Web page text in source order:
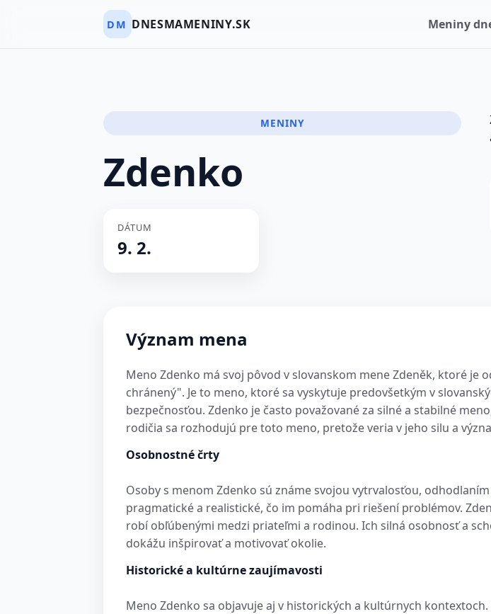
DM DNESMAMENINY.SK Meniny
MENINY
Zdenko
DÁTUM
9. 2.
Význam mena
Meno Zdenko má svoj pôvod v slovanskom mene Zdeněk, ktoré je
chránený". Je to meno, ktoré sa vyskytuje predovšetkým v
bezpečnosťou. Zdenko je často považované za silné a stabilné
rodičia sa rozhodujú pre toto meno, pretože veria v jeho silu a
Osobnostné črty
Osoby s menom Zdenko sú známe svojou vytrvalosťou,
pragmatické a realistické, čo im pomáha pri riešení problémov.
robí obľúbenými medzi priateľmi a rodinou. Ich silná osobnosť a
dokážu inšpirovať a motivovať okolie.
Historické a kultúrne zaujímavosti
Meno Zdenko sa objavuje aj v historických a kultúrnych